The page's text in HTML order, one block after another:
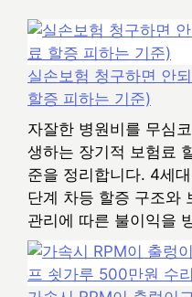
실손보험 청구하면 안
할증 피하는 기준)
자잘한 병원비를 무심
생하는 장기적 보험료
준을 정리합니다. 4세
단계 차등 할증 구조와
관리에 따른 불이익을